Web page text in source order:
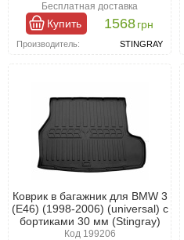
Бесплатная доставка
Купить 1568грн
Производитель: STINGRAY
Коврик в багажник для BMW 3
(Е46) (1998-2006) (universal) с
бортиками 30 мм (Stingray)
Код 199206